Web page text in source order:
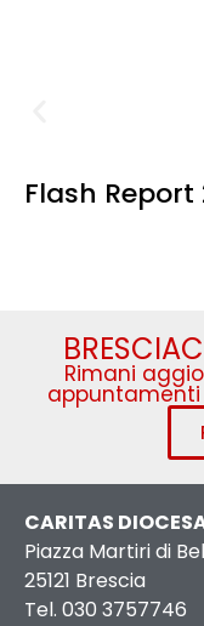
Flash Report
Rimani
CARITAS
Piazza Martiri di
25121 Brescia
Tel. 030 3757746